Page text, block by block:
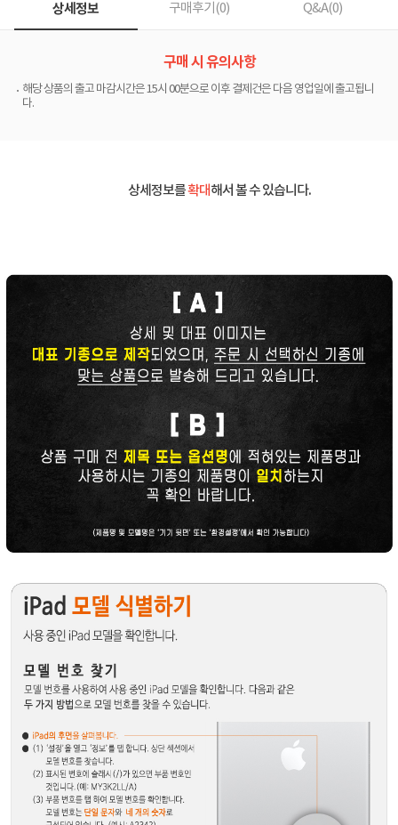
상세정보 구매후기(0) Q&A(0)
구매 시 유의사항
해당 상품의 출고 마감시간은 15시 00분으로 이후 결제건은 다음 영업일에 출고됩니
다.
상세정보를확대해서 볼 수 있습니다.